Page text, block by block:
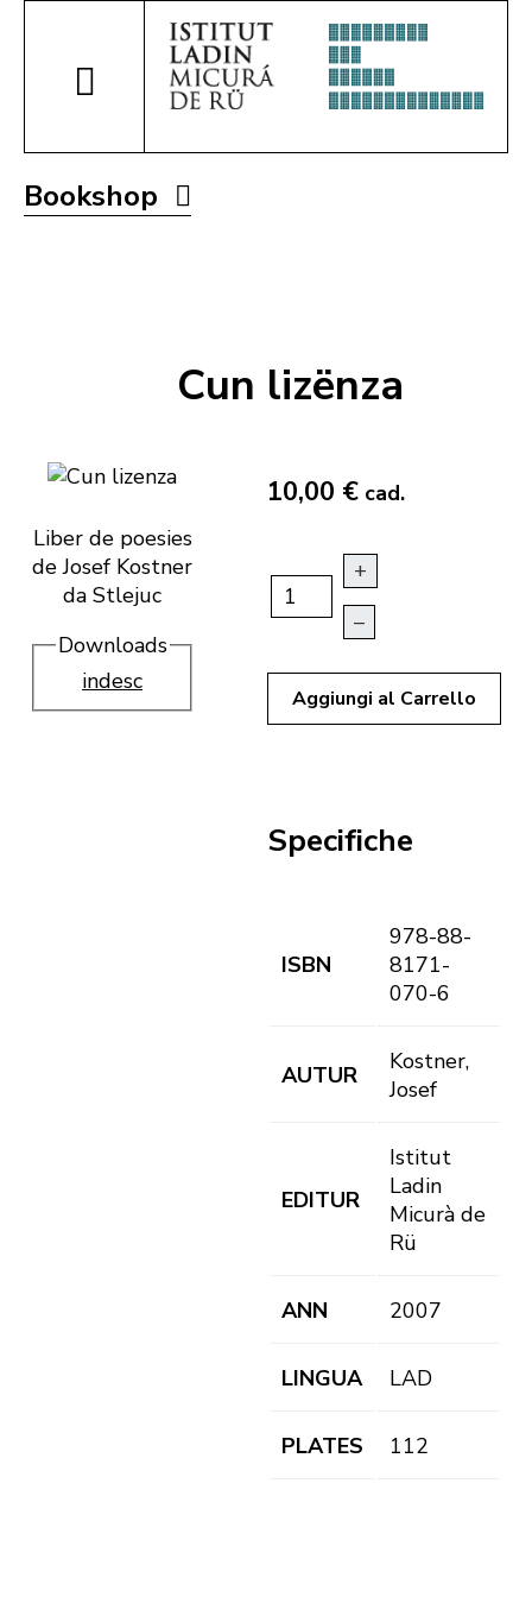
Bookshop
Cun lizënza
Liber de poesies
de Josef Kostner
da Stlejuc
Downloads
indesc
10,00 € cad.
+
–
Aggiungi al Carrello
Specifiche
ISBN
978-88-
8171-
070-6
AUTUR
Kostner,
Josef
EDITUR
Istitut
Ladin
Micurà de
Rü
ANN 2007
LINGUA LAD
PLATES 112